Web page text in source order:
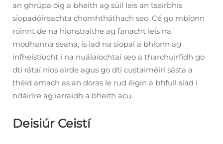
an ghrúpa óig a bheith ag súil leis an tseirbhís
siopadóireachta chomhtháthach seo. Cé go mbíonn
roinnt de na hionstraithe ag fanacht leis na
modhanna seana, is iad na siopaí a bhíonn ag
infheistíocht i na nuálaíochtaí seo a tharchuirfidh go
dtí rátaí níos airde agus go dtí custaiméirí sásta a
théid amach as an doras le rud éigin a bhfuil siad i
ndáiríre ag iarraidh a bheith acu.
Deisiúr Ceistí